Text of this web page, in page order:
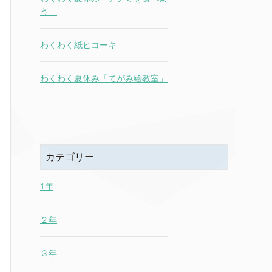
う」
わくわく紙ヒコーキ
わくわく夏休み「てがみ絵教室」
カテゴリー
1年
２年
３年